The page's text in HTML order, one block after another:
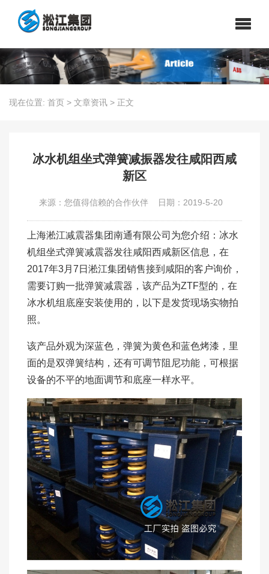
现在位置: 首页 > 文章资讯 > 正文
冰水机组坐式弹簧减振器发往咸阳西咸
新区
来源：您值得信赖的合作伙伴 日期：2019-5-20
上海淞江减震器集团南通有限公司为您介绍：冰水
机组坐式弹簧减震器发往咸阳西咸新区信息，在
2017年3月7日淞江集团销售接到咸阳的客户询价，
需要订购一批弹簧减震器，该产品为ZTF型的，在
冰水机组底座安装使用的，以下是发货现场实物拍
照。
该产品外观为深蓝色，弹簧为黄色和蓝色烤漆，里
面的是双弹簧结构，还有可调节阻尼功能，可根据
设备的不平的地面调节和底座一样水平。